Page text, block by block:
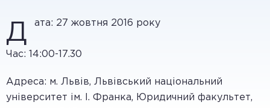
Д ата: 27 жовтня 2016 року
Час: 14:00-17.30
Адреса: м. Львів, Львівський національний
університет ім. І. Франка, Юридичний факультет,